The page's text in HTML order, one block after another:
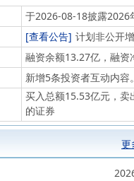
于2026-08-18披露2026
[查看公告] 计划非公开
融资余额13.27亿，融资
新增5条投资者互动内容
买入总额15.53亿元，
的证券
更